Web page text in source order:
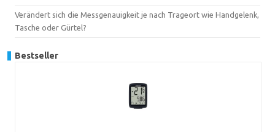
Verändert sich die Messgenauigkeit je nach Trageort wie Handgelenk,
Tasche oder Gürtel?
Bestseller